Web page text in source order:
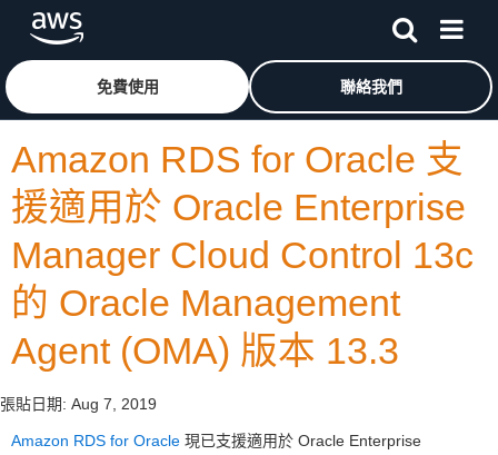
跳至主要內容按一下這裡可返回 Amazon Web Services 首頁
免費使用 聯絡我們
Amazon RDS for Oracle 支
援適用於 Oracle Enterprise
Manager Cloud Control 13c
的 Oracle Management
Agent (OMA) 版本 13.3
張貼日期: Aug 7, 2019
Amazon RDS for Oracle 現已支援適用於 Oracle Enterprise